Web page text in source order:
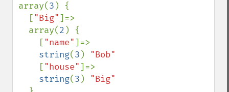
array(3 ) {
  [
"Big"]=>
  array(
2 ) {
    [
"name"]=>
string(3 ) "Bob"
["house"]=>
string(3 ) "Big"